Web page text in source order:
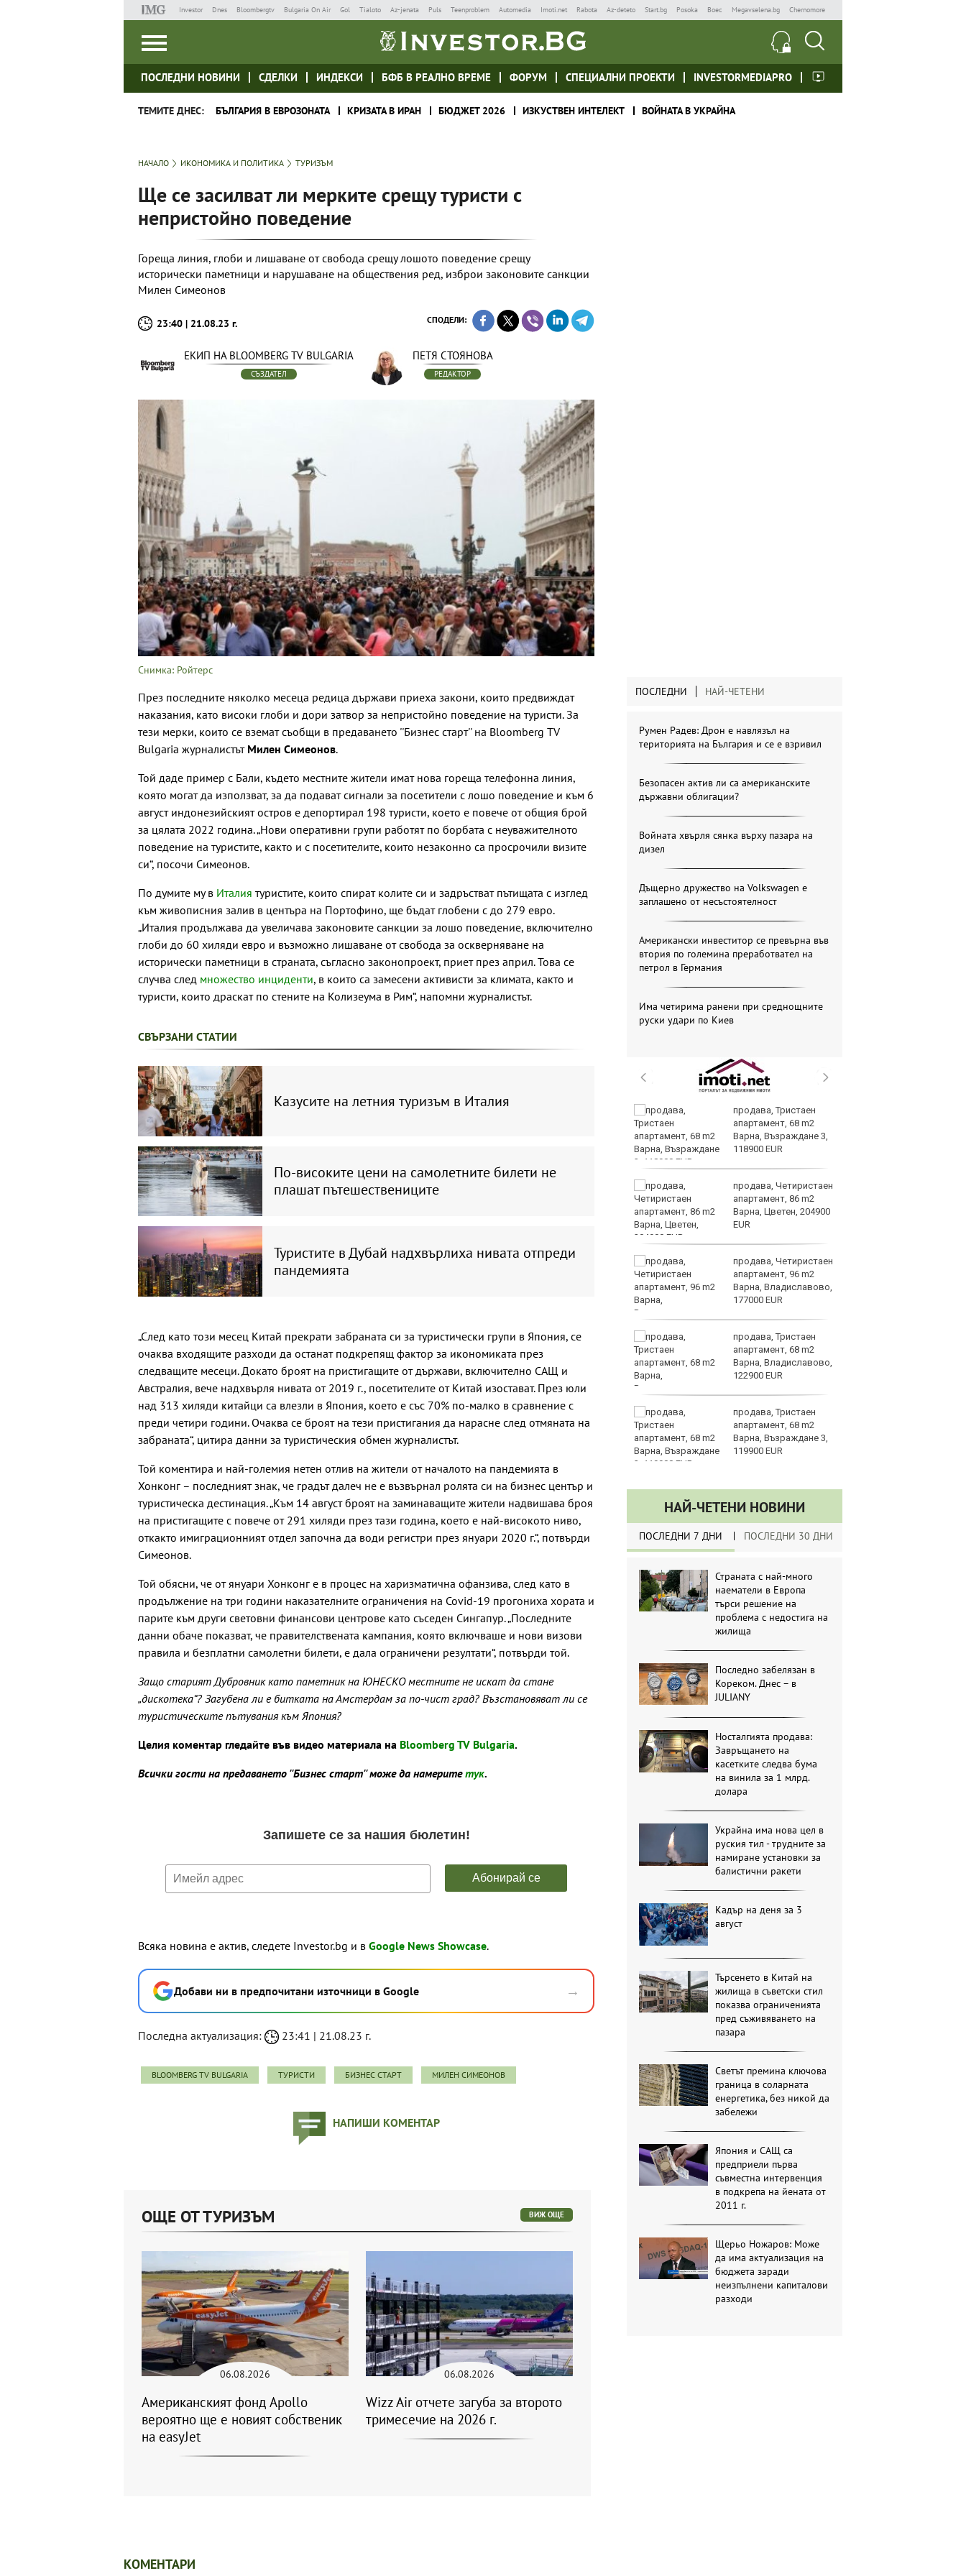
Investor Dnes Bloombergtv Bulgaria On Air Gol Tialoto Az-jenata Puls Teenproblem Automedia Imoti.net Rabota Az-deteto Start.bg Posoka Boec Megavselena.bg Chernomore
ПОСЛЕДНИ НОВИНИ СДЕЛКИ ИНДЕКСИ БФБ В РЕАЛНО ВРЕМЕ ФОРУМ СПЕЦИАЛНИ ПРОЕКТИ INVESTORMEDIAPRO
ТЕМИТЕ ДНЕС: БЪЛГАРИЯ В ЕВРОЗОНАТА КРИЗАТА В ИРАН БЮДЖЕТ 2026 ИЗКУСТВЕН ИНТЕЛЕКТ ВОЙНАТА В УКРАЙНА
НАЧАЛО ИКОНОМИКА И ПОЛИТИКА ТУРИЗЪМ
Ще се засилват ли мерките срещу туристи с
непристойно поведение
Гореща линия, глоби и лишаване от свобода срещу лошото поведение срещу
исторически паметници и нарушаване на обществения ред, изброи законовите санкции
Милен Симеонов
23:40 | 21.08.23 г. СПОДЕЛИ:
ЕКИП НА BLOOMBERG TV BULGARIA
СЪЗДАТЕЛ
ПЕТЯ СТОЯНОВА
РЕДАКТОР
Снимка: Ройтерс
През последните няколко месеца редица държави приеха закони, които предвиждат
наказания, като високи глоби и дори затвор за непристойно поведение на туристи. За
тези мерки, които се вземат съобщи в предаването ''Бизнес старт'' на Bloomberg TV
Bulgaria журналистът Милен Симеонов.
Той даде пример с Бали, където местните жители имат нова гореща телефонна линия,
която могат да използват, за да подават сигнали за посетители с лошо поведение и към 6
август индонезийският остров е депортирал 198 туристи, което е повече от общия брой
за цялата 2022 година. „Нови оперативни групи работят по борбата с неуважителното
поведение на туристите, както и с посетителите, които незаконно са просрочили визите
си“, посочи Симеонов.
По думите му в Италия туристите, които спират колите си и задръстват пътищата с изглед
към живописния залив в центъра на Портофино, ще бъдат глобени с до 279 евро.
„Италия продължава да увеличава законовите санкции за лошо поведение, включително
глоби до 60 хиляди евро и възможно лишаване от свобода за оскверняване на
исторически паметници в страната, съгласно законопроект, приет през април. Това се
случва след множество инциденти, в които са замесени активисти за климата, както и
туристи, които драскат по стените на Колизеума в Рим“, напомни журналистът.
СВЪРЗАНИ СТАТИИ
Казусите на летния туризъм в Италия
По-високите цени на самолетните билети не
плашат пътешествениците
Туристите в Дубай надхвърлиха нивата отпреди
пандемията
„След като този месец Китай прекрати забраната си за туристически групи в Япония, се
очаква входящите разходи да останат подкрепящ фактор за икономиката през
следващите месеци. Докато броят на пристигащите от държави, включително САЩ и
Австралия, вече надхвърля нивата от 2019 г., посетителите от Китай изостават. През юли
над 313 хиляди китайци са влезли в Япония, което е със 70% по-малко в сравнение с
преди четири години. Очаква се броят на тези пристигания да нарасне след отмяната на
забраната“, цитира данни за туристическия обмен журналистът.
Той коментира и най-големия нетен отлив на жители от началото на пандемията в
Хонконг – последният знак, че градът далеч не е възвърнал ролята си на бизнес център и
туристическа дестинация. „Към 14 август броят на заминаващите жители надвишава броя
на пристигащите с повече от 291 хиляди през тази година, което е най-високото ниво,
откакто имиграционният отдел започна да води регистри през януари 2020 г.“, потвърди
Симеонов.
Той обясни, че от януари Хонконг е в процес на харизматична офанзива, след като в
продължение на три години наказателните ограничения на Covid-19 прогониха хората и
парите към други световни финансови центрове като съседен Сингапур. „Последните
данни обаче показват, че правителствената кампания, която включваше и нови визови
правила и безплатни самолетни билети, е дала ограничени резултати“, потвърди той.
Защо старият Дубровник като паметник на ЮНЕСКО местните не искат да стане
„дискотека“? Загубена ли е битката на Амстердам за по-чист град? Възстановяват ли се
туристическите пътувания към Япония?
Целия коментар гледайте във видео материала на Bloomberg TV Bulgaria.
Всички гости на предаването ''Бизнес старт'' може да намеритетук.
Всяка новина е актив, следете Investor.bg и в Google News Showcase.
Добави ни в предпочитани източници в Google →
Последна актуализация: 23:41 | 21.08.23 г.
BLOOMBERG TV BULGARIA ТУРИСТИ БИЗНЕС СТАРТ МИЛЕН СИМЕОНОВ
НАПИШИ КОМЕНТАР
ПОСЛЕДНИ НАЙ-ЧЕТЕНИ
Румен Радев: Дрон е навлязъл на
територията на България и се е взривил
Безопасен актив ли са американските
държавни облигации?
Войната хвърля сянка върху пазара на
дизел
Дъщерно дружество на Volkswagen е
заплашено от несъстоятелност
Американски инвеститор се превърна във
втория по големина преработвател на
петрол в Германия
Има четирима ранени при среднощните
руски удари по Киев
Утре ограничават
DARA и Орлин Павлов
ще пеят за варненци
на празника на града
Аварии оставят без
вода стотици
продава, Тристаен
апартамент, 68 m2
Варна, Възраждане 3,
118900 EUR
продава, Четиристаен
апартамент, 86 m2
Варна, Цветен, 204900
EUR
продава, Четиристаен
апартамент, 96 m2
Варна, Владиславово,
177000 EUR
продава, Тристаен
апартамент, 68 m2
Варна, Владиславово,
122900 EUR
продава, Тристаен
апартамент, 68 m2
Варна, Възраждане 3,
119900 EUR
НАЙ-ЧЕТЕНИ НОВИНИ
ПОСЛЕДНИ 7 ДНИ ПОСЛЕДНИ 30 ДНИ
Страната с най-много
наематели в Европа
търси решение на
проблема с недостига на
жилища
Последно забелязан в
Кореком. Днес – в
JULIANY
Носталгията продава:
Завръщането на
касетките следва бума
на винила за 1 млрд.
долара
Украйна има нова цел в
руския тил - трудните за
намиране установки за
балистични ракети
Кадър на деня за 3
август
Търсенето в Китай на
жилища в съветски стил
показва ограниченията
пред съживяването на
пазара
Светът премина ключова
граница в соларната
енергетика, без никой да
забележи
Япония и САЩ са
предприели първа
съвместна интервенция
в подкрепа на йената от
2011 г.
Щерьо Ножаров: Може
да има актуализация на
бюджета заради
неизпълнени капиталови
разходи
ОЩЕ ОТ ТУРИЗЪМ ВИЖ ОЩЕ
06.08.2026
Американският фонд Apollo
вероятно ще е новият собственик
на easyJet
06.08.2026
Wizz Air отчете загуба за второто
тримесечие на 2026 г.
КОМЕНТАРИ